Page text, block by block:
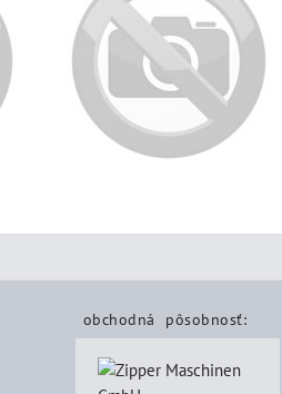
obchodná pôsobnosť: